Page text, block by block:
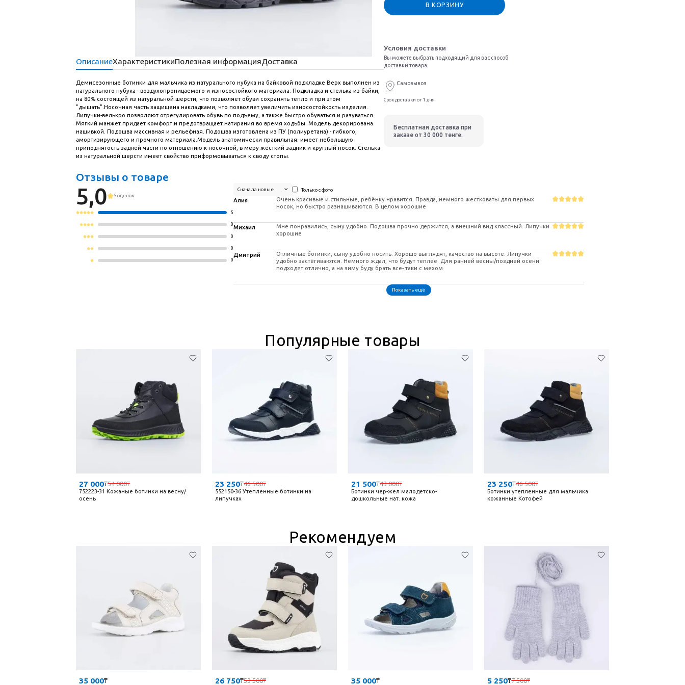
ОписаниеХарактеристикиПолезная информацияДоставка
Демисезонные ботинки для мальчика из натурального нубука на байковой подкладке Верх выполнен из
натурального нубука - воздухопроницаемого и износостойкого материала. Подкладка и стелька из байки,
на 80% состоящей из натуральной шерсти, что позволяет обуви сохранять тепло и при этом
"дышать".Носочная часть защищена накладками, что позволяет увеличить износостойкость изделия.
Липучки-велькро позволяют отрегулировать обувь по подъему, а также быстро обуваться и разуваться.
Мягкий манжет придает комфорт и предотвращает натирания во время ходьбы. Модель декорирована
нашивкой. Подошва массивная и рельефная. Подошва изготовлена из ПУ (полиуретана) - гибкого,
амортизирующего и прочного материала.Модель анатомически правильная: имеет небольшую
приподнятость задней части по отношению к носочной, в меру жёсткий задник и круглый носок. Стелька
из натуральной шерсти имеет свойство приформовываться к своду стопы.
В КОРЗИНУ
Условия доставки
Вы можете выбрать подходящий для вас способ
доставки товара
Самовывоз
Срок доставки от 1 дня
Бесплатная доставка при
заказе от 30 000 тенге.
Отзывы о товаре
5,0 5 оценок
5
0
0
0
0
Сначала новые Только с фото
Алия
Очень красивые и стильные, ребёнку нравится. Правда, немного жестковаты для первых
носок, но быстро разнашиваются. В целом хорошие
Михаил
Мне понравились, сыну удобно. Подошва прочно держится, а внешний вид классный. Липучки
хорошие
Дмитрий
Отличные ботинки, сыну удобно носить. Хорошо выглядят, качество на высоте. Липучки
удобно застёгиваются. Немного ждал, что будут теплее. Для ранней весны/поздней осени
подходят отлично, а на зиму буду брать все- таки с мехом
Показать ещё
Популярные товары
27 000₸54 000₸
752223-31 Кожаные ботинки на весну/
осень
23 250₸46 500₸
552150-36 Утепленные ботинки на
липучках
21 500₸43 000₸
Ботинки чер-жел малодетско-
дошкольные нат. кожа
23 250₸46 500₸
Ботинки утепленные для мальчика
кожанные Котофей
Рекомендуем
35 000₸ 26 750₸53 500₸
35 000₸ 5 250₸7 500₸